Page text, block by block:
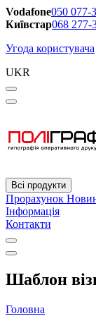
Vodafone050 077-
Київстар068 277-
Угода користувача
UKR
Всі продукти
Прорахунок
Інформація
Контакти
Шаблон
Головна